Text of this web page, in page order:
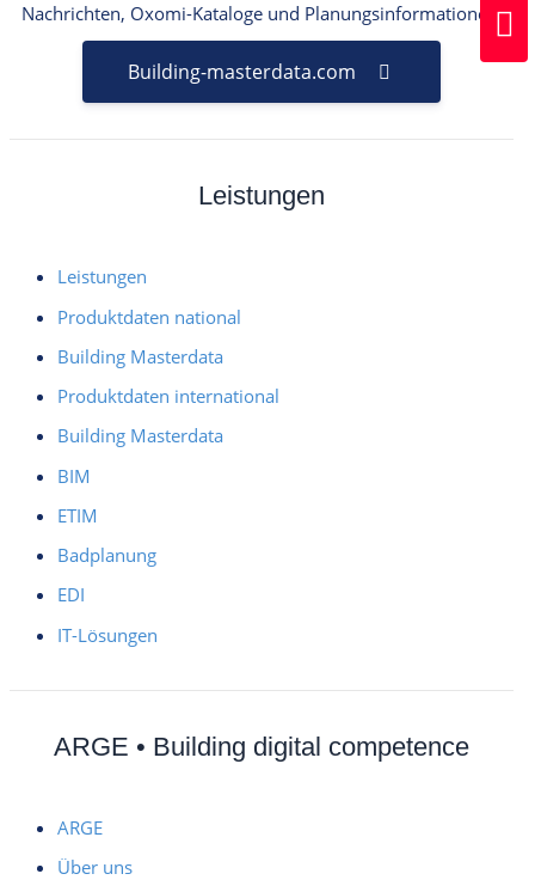
Nachrichten, Oxomi-Kataloge und Planungsinformationen.
Building-masterdata.com
Leistungen
Leistungen
Produktdaten national
Building Masterdata
Produktdaten international
Building Masterdata
BIM
ETIM
Badplanung
EDI
IT-Lösungen
ARGE • Building digital competence
ARGE
Über uns